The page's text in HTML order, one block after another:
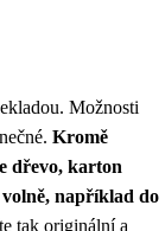
Možnosti
Kromě
dřevo, karton
volně, například do
tak originální a